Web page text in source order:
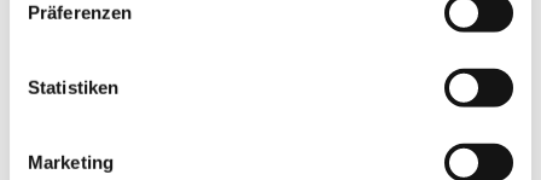
Präferenzen
Statistiken
Marketing